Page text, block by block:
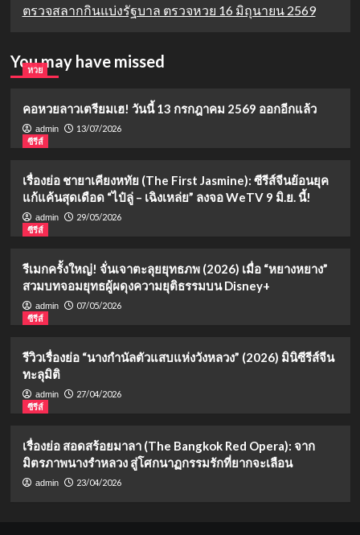
ตรวจสลากกินแบ่งรัฐบาล ตรวจหวย 16 มิถุนายน 2569
You may have missed
หวย
คอหวยลาวเตรียมเฮ! วันนี้ 13 กรกฎาคม 2569 ออกอีกแล้ว
admin
13/07/2026
ซีรีส์
เรื่องย่อ ชายาเคียงหทัย (The First Jasmine): ซีรีส์จีนย้อนยุค
แก้แค้นสุดเดือด “ไป๋ลู่ – เฉิงเหล่ย” ลงจอ WeTV 9 มิ.ย. นี้!
admin
29/05/2026
ซีรีส์
รีเมกครั้งใหญ่! จั่นเจาตะลุยยุทธภพ (2026) เมื่อ “หยางหยาง”
สวมบทจอมยุทธผู้ผดุงความยุติธรรมบน Disney+
admin
07/05/2026
ซีรีส์
รีวิวเรื่องย่อ “นางกำนัลตัวแสบแห่งวังหลวง” (2026) มินิซีรีส์จีน
ทะลุมิติ
admin
27/04/2026
ซีรีส์
เรื่องย่อ สอดสร้อยมาลา (The Bangkok Red Opera): จาก
มิตรภาพนางรำหลวง สู่โศกนาฏกรรมรักที่ยากจะเลือน
admin 23/04/2026